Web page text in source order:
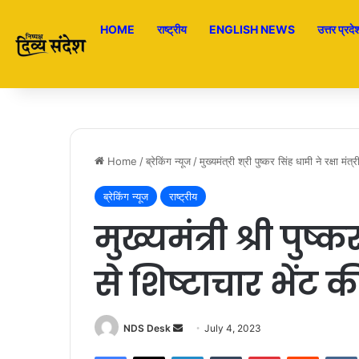
HOME राष्ट्रीय ENGLISH NEWS उत्तर
Home /ब्रेकिंग न्यूज /मुख्यमंत्री श्री पुष्कर सिंह धामी ने रक्षा
ब्रेकिंग न्यूज राष्ट्रीय
मुख्यमंत्री श्री
से शिष्टाचार भेंट
NDS Desk July 4, 2023